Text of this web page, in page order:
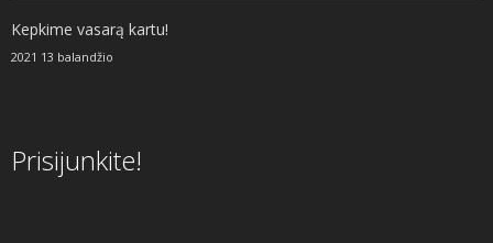
Kepkime vasarą kartu!
2021 13 balandžio
Prisijunkite!